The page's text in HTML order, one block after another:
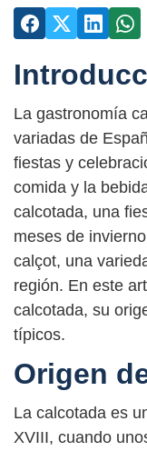
La gastronomía
variadas de
fiestas y
comida y la
calcotada, una
meses de
calçot, una
región. En este
calcotada, su
típicos.
Origen
La calcotada es
XVIII, cuando